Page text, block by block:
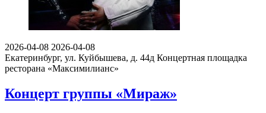
2026-04-08 2026-04-08
Екатеринбург, ул. Куйбышева, д. 44д Концертная площадка
ресторана «Максимилианс»
Концерт группы «Мираж»